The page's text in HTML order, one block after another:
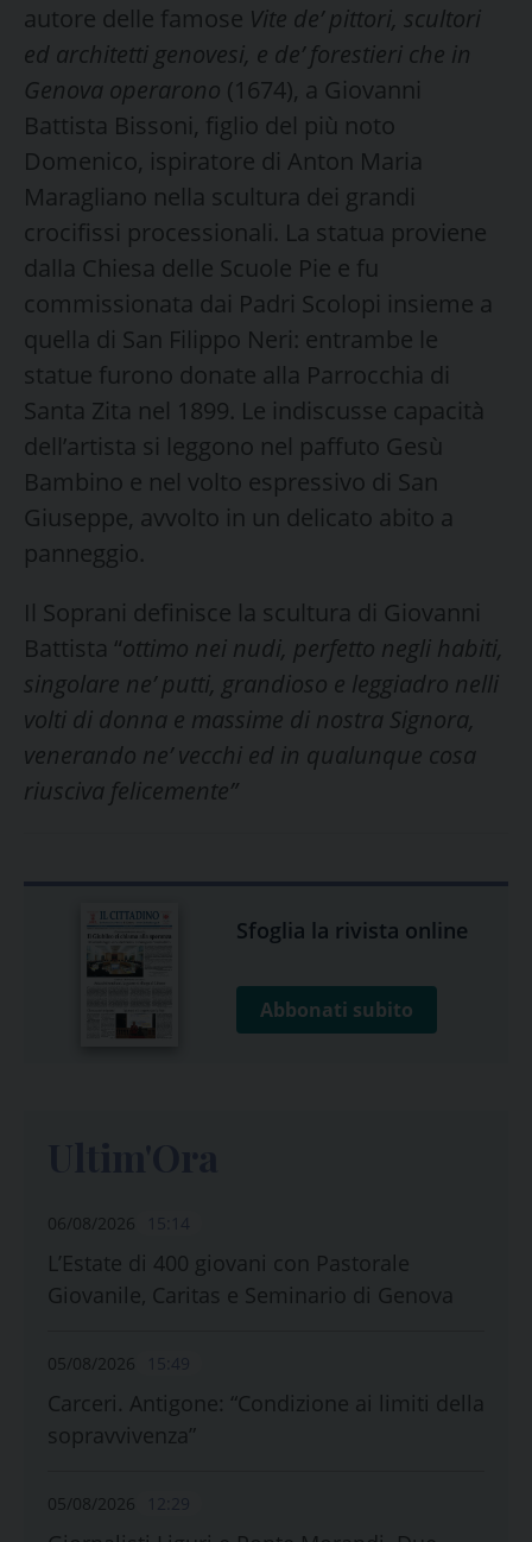
autore delle famose Vite de’ pittori, scultori
ed architetti genovesi, e de’ forestieri che in
Genova operarono (1674), a Giovanni
Battista Bissoni, figlio del più noto
Domenico, ispiratore di Anton Maria
Maragliano nella scultura dei grandi
crocifissi processionali. La statua proviene
dalla Chiesa delle Scuole Pie e fu
commissionata dai Padri Scolopi insieme a
quella di San Filippo Neri: entrambe le
statue furono donate alla Parrocchia di
Santa Zita nel 1899. Le indiscusse capacità
dell’artista si leggono nel paffuto Gesù
Bambino e nel volto espressivo di San
Giuseppe, avvolto in un delicato abito a
panneggio.
Il Soprani definisce la scultura di Giovanni
Battista “ottimo nei nudi, perfetto negli habiti,
singolare ne’ putti, grandioso e leggiadro nelli
volti di donna e massime di nostra Signora,
venerando ne’ vecchi ed in qualunque cosa
riusciva felicemente”
Sfoglia la rivista online
Abbonati subito
06/08/2026
L’Estate di 400 giovani con Pastorale
Giovanile, Caritas e Seminario di Genova
05/08/2026
Carceri. Antigone: “Condizione ai limiti della
sopravvivenza”
05/08/2026